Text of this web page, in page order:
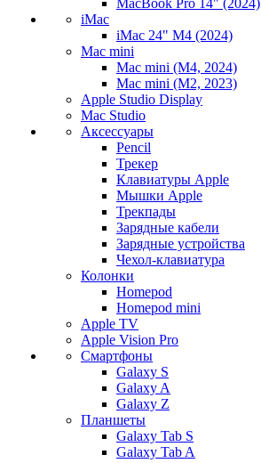
MacBook Pro 14" (2024)
iMac
iMac 24" M4 (2024)
Mac mini
Mac mini (M4, 2024)
Mac mini (M2, 2023)
Apple Studio Display
Mac Studio
Аксессуары
Pencil
Трекер
Клавиатуры Apple
Мышки Apple
Трекпады
Зарядные кабели
Зарядные устройства
Чехол-клавиатура
Колонки
Homepod
Homepod mini
Apple TV
Apple Vision Pro
Смартфоны
Galaxy S
Galaxy A
Galaxy Z
Планшеты
Galaxy Tab S
Galaxy Tab A